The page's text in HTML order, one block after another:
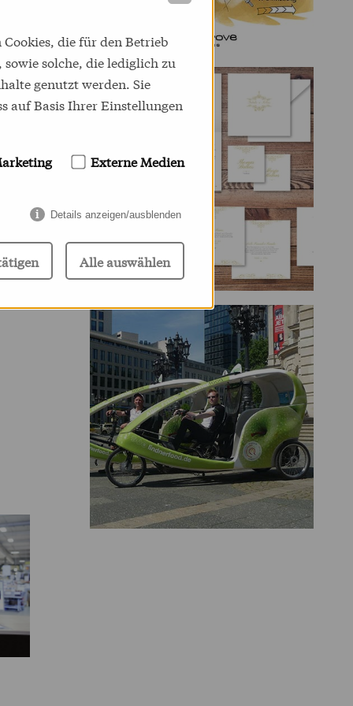
die für den Betrieb
solche, die lediglich zu
genutzt werden. Sie
auf Basis Ihrer Einstellungen
Externe Medien
Details anzeigen/ausblenden
Alle auswählen